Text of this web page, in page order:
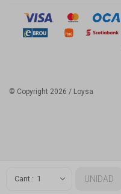
1 UNIDAD
© Copyright 2026 / Loysa